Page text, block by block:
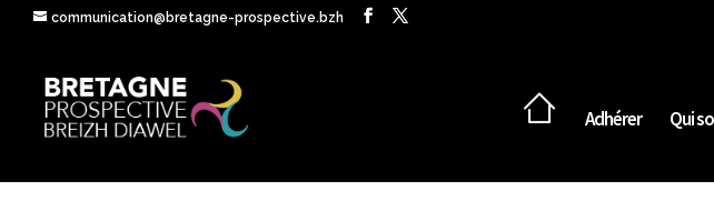
communication@bretagne-prospective.bzh
Adhérer Qui